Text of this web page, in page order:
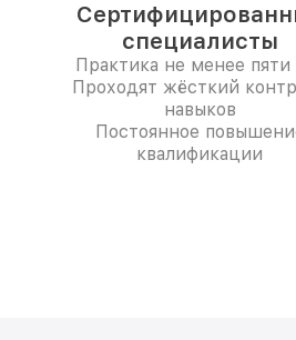
специалисты
Практика не менее пяти
Проходят жёсткий
навыков
Постоянное
квалификации